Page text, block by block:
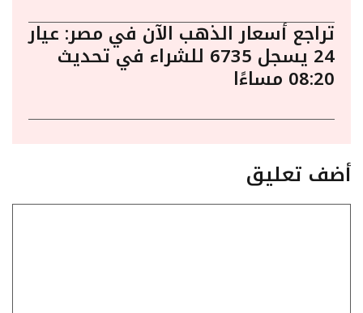
تراجع أسعار الذهب الآن في مصر: عيار
24 يسجل 6735 للشراء في تحديث
08:20 مساءًا
أضف تعليق